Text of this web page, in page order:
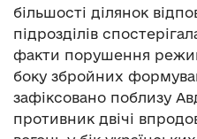
більшості ділянок
підрозділів
факти порушення
боку збройних
зафіксовано поблизу
противник двічі